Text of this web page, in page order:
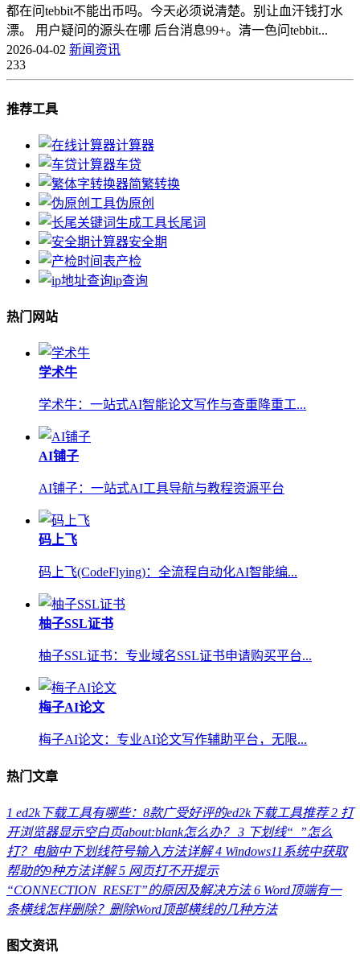
都在问tebbit不能出币吗。今天必须说清楚。别让血汗钱打水
漂。 用户疑问的源头在哪 后台消息99+。清一色问tebbit...
2026-04-02 新闻资讯
233
推荐工具
计算器
车贷
简繁转换
伪原创
长尾词
安全期
产检
ip查询
热门网站
学术牛
学术牛：一站式AI智能论文写作与查重降重工...
AI铺子
AI铺子：一站式AI工具导航与教程资源平台
码上飞
码上飞(CodeFlying)：全流程自动化AI智能编...
柚子SSL证书
柚子SSL证书：专业域名SSL证书申请购买平台...
梅子AI论文
梅子AI论文：专业AI论文写作辅助平台，无限...
热门文章
1 ed2k下载工具有哪些：8款广受好评的ed2k下载工具推荐 2 打
开浏览器显示空白页about:blank怎么办？ 3 下划线“_”怎么
打？电脑中下划线符号输入方法详解 4 Windows11系统中获取
帮助的9种方法详解 5 网页打不开提示
“CONNECTION_RESET”的原因及解决方法 6 Word顶端有一
条横线怎样删除？删除Word顶部横线的几种方法
图文资讯